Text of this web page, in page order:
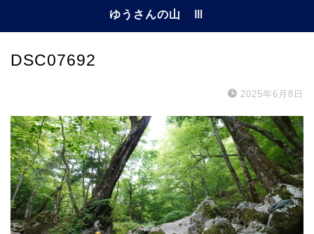
ゆうさんの山 Ⅲ
DSC07692
2025年6月8日